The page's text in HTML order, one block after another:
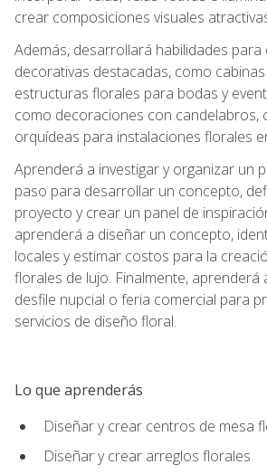
crear composiciones visuales
Además, desarrollará habilidades para
decorativas destacadas, como
estructuras florales para bodas y
como decoraciones con candelabros,
orquídeas para instalaciones florales
Aprenderá a investigar y organizar un
paso para desarrollar un concepto,
proyecto y crear un panel de
aprenderá a diseñar un concepto,
locales y estimar costos para la
florales de lujo. Finalmente, aprenderá
desfile nupcial o feria comercial para
servicios de diseño floral.
Lo que aprenderás
Diseñar y crear centros de mesa
Diseñar y crear arreglos florales